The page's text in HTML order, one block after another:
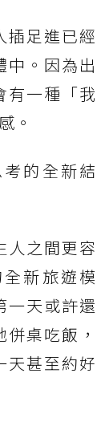
插足進已經
中。因為出
有一種「我
。
的全新結
人之間更容
新旅遊模
一天或許還
桌吃飯，
天甚至約好